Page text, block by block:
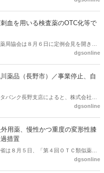
血を用いる検査薬のOTC化等で
局協会は８月６日に定例会見を開き、
化等に関する要望書」を厚生労働省 医
dgsonline
薬品（長野市）／事業停止、自
バンク長野支店によると、株式会社浅
事業を停止し、自己破産申請の準備に
dgsonline
外用薬、慢性かつ重度の変形性膝
措置
は８月５日、「第４回ＯＴＣ類似薬の
た技術的検討会」を開催。「中間とり
dgsonline